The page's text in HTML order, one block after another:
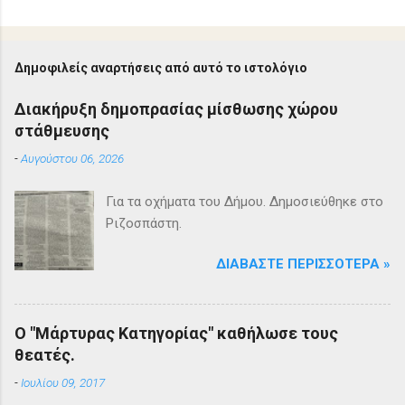
Δημοφιλείς αναρτήσεις από αυτό το ιστολόγιο
Διακήρυξη δημοπρασίας μίσθωσης χώρου
στάθμευσης
-Αυγούστου 06, 2026
Για τα οχήματα του Δήμου. Δημοσιεύθηκε στο
Ριζοσπάστη.
ΔΙΑΒΆΣΤΕ ΠΕΡΙΣΣΌΤΕΡΑ »
Ο "Μάρτυρας Κατηγορίας" καθήλωσε τους
θεατές.
-Ιουλίου 09, 2017